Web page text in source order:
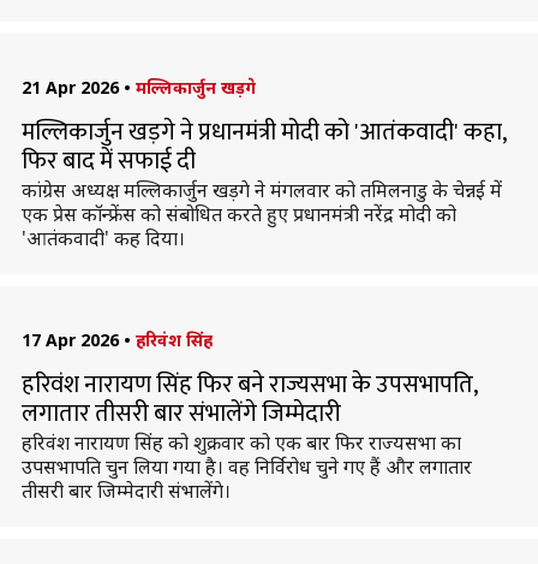
21 Apr 2026 • मल्लिकार्जुन खड़गे
मल्लिकार्जुन खड़गे ने प्रधानमंत्री मोदी को 'आतंकवादी' कहा,
फिर बाद में सफाई दी
कांग्रेस अध्यक्ष मल्लिकार्जुन खड़गे ने मंगलवार को तमिलनाडु के चेन्नई में
एक प्रेस कॉन्फ्रेंस को संबोधित करते हुए प्रधानमंत्री नरेंद्र मोदी को
'आतंकवादी' कह दिया।
17 Apr 2026 • हरिवंश सिंह
हरिवंश नारायण सिंह फिर बने राज्यसभा के उपसभापति,
लगातार तीसरी बार संभालेंगे जिम्मेदारी
हरिवंश नारायण सिंह को शुक्रवार को एक बार फिर राज्यसभा का
उपसभापति चुन लिया गया है। वह निर्विरोध चुने गए हैं और लगातार
तीसरी बार जिम्मेदारी संभालेंगे।